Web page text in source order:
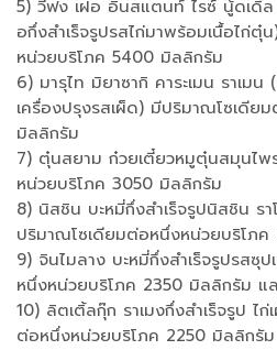
5) วีฟง เฝอ อินสแตนท์ ไรซ์ นู้ดเดิ้ล
อกึ่งสำเร็จรูปรสไก่มาพร้อมเนื้อไก่
หน่วยบริโภค 5400 มิลลิกรัม
6) มารุไท มิยาซากิ คาระเมน ราเมน
เครื่องปรุงรสเผ็ด) มีปริมาณโซเดีย
มิลลิกรัม
7) ตุ๋นสยาม ก๋วยเตี๋ยวหมูตุ๋นสมุนไ
หน่วยบริโภค 3050 มิลลิกรัม
8) นิสชิน บะหมี่กึ่งสำเร็จรูปนิสชิน ร
ปริมาณโซเดียมต่อหนึ่งหน่วยบริโภ
9) จินไมลาง บะหมี่กึ่งสำเร็จรูปรสซุ
หนึ่งหน่วยบริโภค 2350 มิลลิกรัม แ
10) ลิตเติ้ลกุ๊ก ราเมงกึ่งสำเร็จรูป ไ
ต่อหนึ่งหน่วยบริโภค 2250 มิลลิก